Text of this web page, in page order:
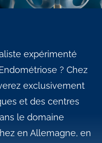
expérimenté
? Chez
exclusivement
et des centres
le domaine
en Allemagne, en